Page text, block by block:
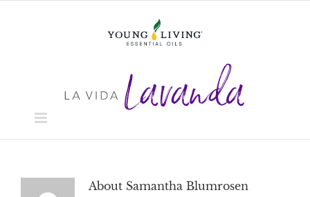
About Samantha Blumrosen